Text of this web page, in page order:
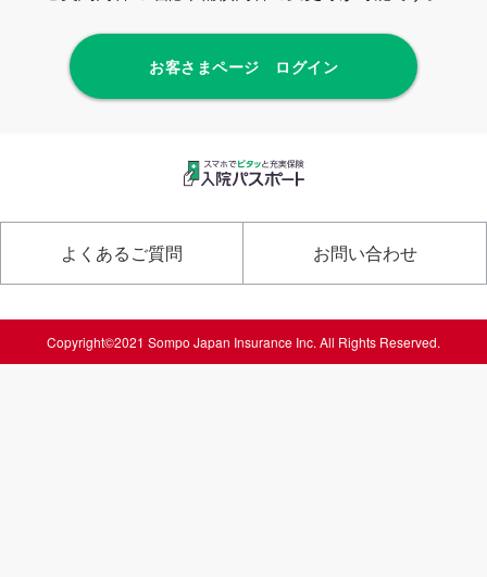
お客さまページ ログイン
よくあるご質問 お問い合わせ
Copyright©2021 Sompo Japan Insurance Inc. All Rights Reserved.